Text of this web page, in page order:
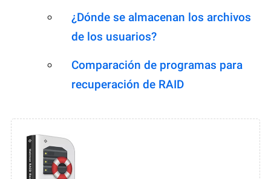
¿Dónde se almacenan los archivos
de los usuarios?
Comparación de programas para
recuperación de RAID